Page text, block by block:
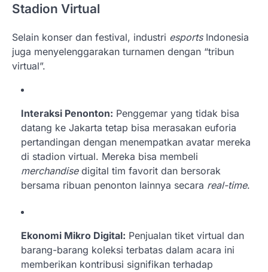
Stadion Virtual
Selain konser dan festival, industri esportsIndonesia
juga menyelenggarakan turnamen dengan “tribun
virtual”.
Interaksi Penonton: Penggemar yang tidak bisa
datang ke Jakarta tetap bisa merasakan euforia
pertandingan dengan menempatkan avatar mereka
di stadion virtual. Mereka bisa membeli
merchandisedigital tim favorit dan bersorak
bersama ribuan penonton lainnya secara real-time.
Ekonomi Mikro Digital: Penjualan tiket virtual dan
barang-barang koleksi terbatas dalam acara ini
memberikan kontribusi signifikan terhadap